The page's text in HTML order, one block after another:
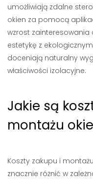
umożliwiają zdalne
okien za pomocą
wzrost zainteresowania
estetykę z
doceniają naturalny
właściwości izolacyjne.
Jakie są
montażu
Koszty zakupu i
znacznie różnić w